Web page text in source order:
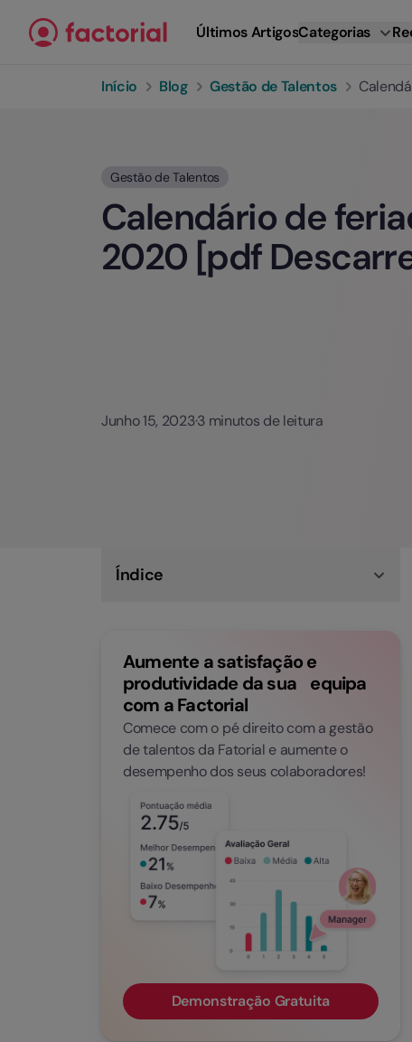
Últimos ArtigosCategorias
Início Blog Gestão de Talentos
Gestão de Talentos
Calendário de
2020 [pdf
Junho 15, 2023·3 minutos de leitura
Índice
Descarregar calendário Empresarial 2022
Aumente a satisfação e
produtividade da sua equipa
com a Factorial
Comece com o pé direito com a gestão
de talentos da Fatorial e aumente o
desempenho dos seus colaboradores!
Demonstração Gratuita